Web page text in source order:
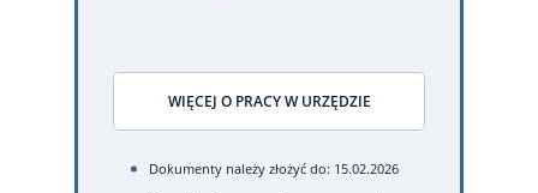
WIĘCEJ O PRACY W URZĘDZIE
Dokumenty należy złożyć do: 15.02.2026